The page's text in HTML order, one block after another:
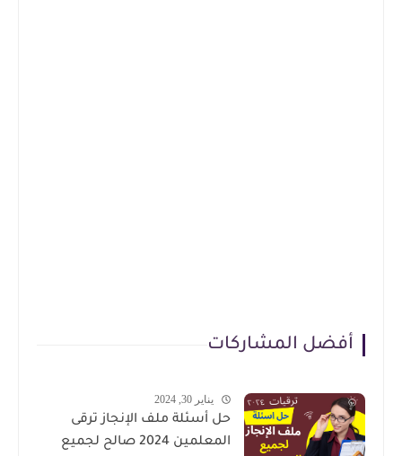
أفضل المشاركات
يناير 30, 2024
حل أسئلة ملف الإنجاز ترقى
المعلمين 2024 صالح لجميع